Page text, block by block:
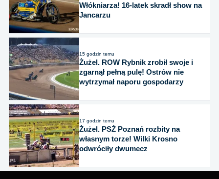
Włókniarza! 16-latek skradł show na
Jancarzu
15 godzin temu
Żużel. ROW Rybnik zrobił swoje i
zgarnął pełną pulę! Ostrów nie
wytrzymał naporu gospodarzy
17 godzin temu
Żużel. PSŻ Poznań rozbity na
własnym torze! Wilki Krosno
odwróciły dwumecz